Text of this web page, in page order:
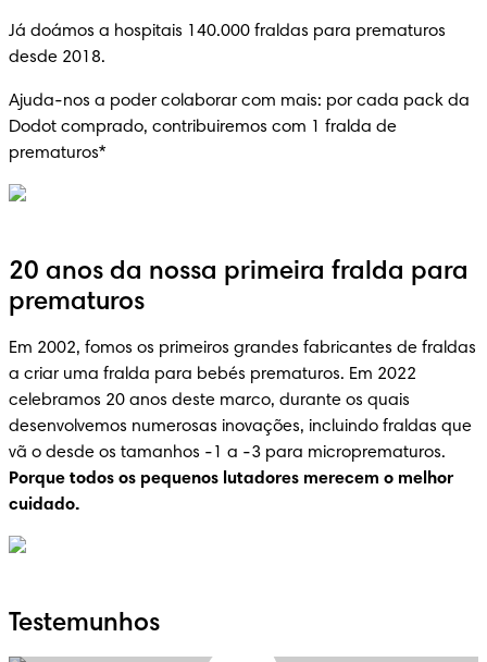
Já doámos a hospitais 140.000 fraldas para prematuros
desde 2018.
Ajuda-nos a poder colaborar com mais: por cada pack da
Dodot comprado, contribuiremos com 1 fralda de
prematuros*
20 anos da nossa primeira fralda para
prematuros
Em 2002, fomos os primeiros grandes fabricantes de fraldas
a criar uma fralda para bebés prematuros. Em 2022
celebramos 20 anos deste marco, durante os quais
desenvolvemos numerosas inovações, incluindo fraldas que
Porque todos os pequenos lutadores merecem o melhor
cuidado.
Testemunhos